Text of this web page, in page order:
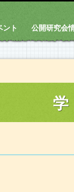
ト 公開研究会